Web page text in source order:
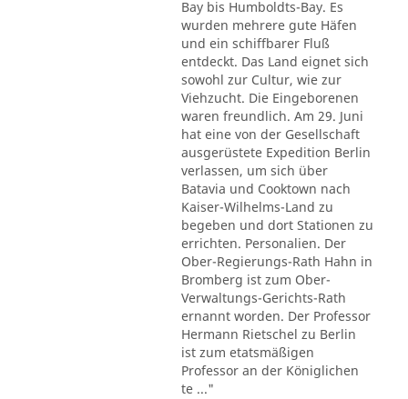
Bay bis Humboldts-Bay. Es
wurden mehrere gute Häfen
und ein schiffbarer Fluß
entdeckt. Das Land eignet sich
sowohl zur Cultur, wie zur
Viehzucht. Die Eingeborenen
waren freundlich. Am 29. Juni
hat eine von der Gesellschaft
ausgerüstete Expedition Berlin
verlassen, um sich über
Batavia und Cooktown nach
Kaiser-Wilhelms-Land zu
begeben und dort Stationen zu
errichten. Personalien. Der
Ober-Regierungs-Rath Hahn in
Bromberg ist zum Ober-
Verwaltungs-Gerichts-Rath
ernannt worden. Der Professor
Hermann Rietschel zu Berlin
ist zum etatsmäßigen
Professor an der Königlichen
te ..."